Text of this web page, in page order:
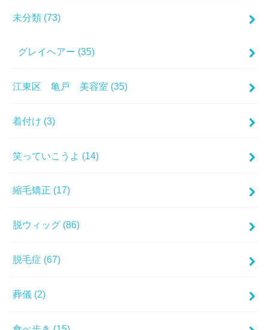
未分類 (73)
グレイヘアー (35)
江東区 亀戸 美容室 (35)
着付け (3)
笑っていこうよ (14)
縮毛矯正 (17)
脱ウィッグ (86)
脱毛症 (67)
葬儀 (2)